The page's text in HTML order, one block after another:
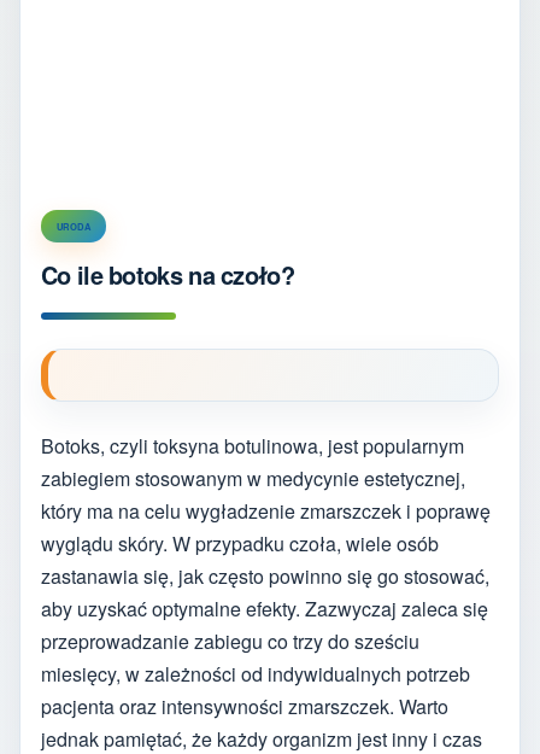
URODA
Co ile botoks na czoło?
Botoks, czyli toksyna botulinowa, jest popularnym
zabiegiem stosowanym w medycynie estetycznej,
który ma na celu wygładzenie zmarszczek i poprawę
wyglądu skóry. W przypadku czoła, wiele osób
zastanawia się, jak często powinno się go stosować,
aby uzyskać optymalne efekty. Zazwyczaj zaleca się
przeprowadzanie zabiegu co trzy do sześciu
miesięcy, w zależności od indywidualnych potrzeb
pacjenta oraz intensywności zmarszczek. Warto
jednak pamiętać, że każdy organizm jest inny i czas